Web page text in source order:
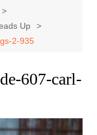
Up
2-935
607-carl-